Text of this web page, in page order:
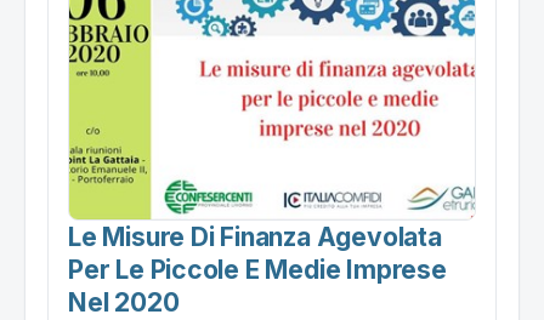
Le Misure Di Finanza Agevolata
Per Le Piccole E Medie Imprese
Nel 2020